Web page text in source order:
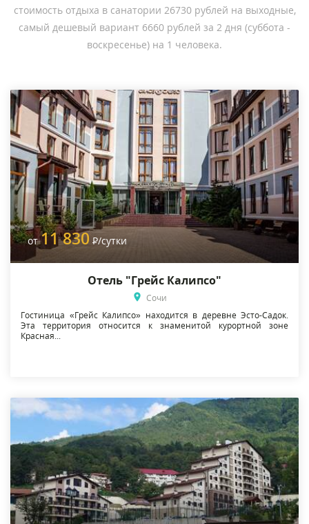
стоимость отдыха в санатории 26730 рублей на выходные,
самый дешевый вариант 6660 рублей за 2 дня (суббота -
воскресенье) на 1 человека.
от11 830 Р/сутки
Отель "Грейс Калипсо"
Сочи
Гостиница «Грейс Калипсо» находится в деревне Эсто-Садок.
Эта территория относится к знаменитой курортной зоне
Красная...